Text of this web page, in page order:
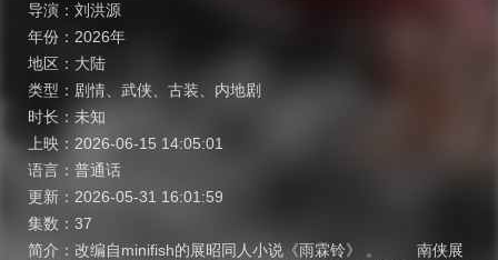
导演： 刘洪源
年份： 2026年
地区： 大陆
类型： 剧情 武侠 古装
内地剧
时长： 未知
上映： 2026-06-15 14:05:01
语言： 普通话
更新： 2026-05-31 16:01:59
集数： 37
简介： 改编自minifish的展昭同人小说《雨霖铃》 。 南侠展